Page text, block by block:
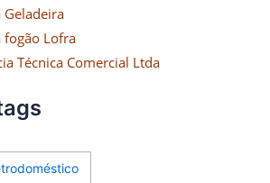
Geladeira
fogão Lofra
Técnica Comercial Ltda